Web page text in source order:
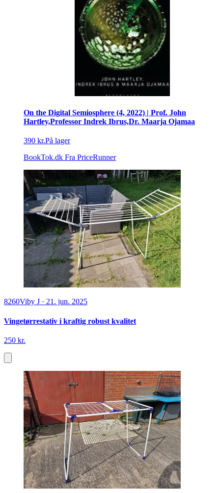
On the Digital Semiosphere (4, 2022) | Prof. John
Hartley,Professor Indrek Ibrus,Dr. Maarja Ojamaa
390 kr.På lager
BookTok.dk Fra PriceRunner
8260Viby J · 21. jun. 2025
Vingetørrestativ i kraftig robust kvalitet
250 kr.